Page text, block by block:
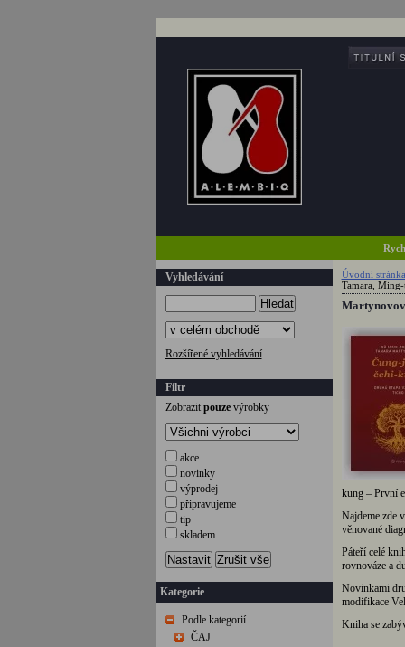
Vyhledávání
Hledat
Rozšířené vyhledávání
Filtr
Zobrazit pouzevýrobky
akce
novinky
výprodej
připravujeme
tip
skladem
Nastavit Zrušit vše
Kategorie
Podle kategorií
ČAJ
Úvodní stránka
Tamara,
kung – První
Najdeme zde
věnované
Páteří celé
rovnováze a
Novinkami
modifikace
Kniha se